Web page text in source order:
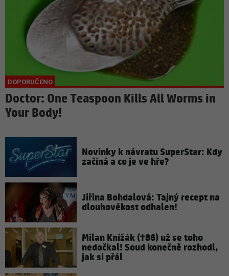
Doctor: One Teaspoon Kills All Worms in
Your Body!
Novinky k návratu SuperStar: Kdy
začíná a co je ve hře?
Jiřina Bohdalová: Tajný recept na
dlouhověkost odhalen!
Milan Knížák (†86) už se toho
nedočkal! Soud konečně rozhodl,
jak si přál